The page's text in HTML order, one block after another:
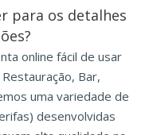
para os detalhes
online fácil de usar
Bar,
uma variedade de
desenvolvidas